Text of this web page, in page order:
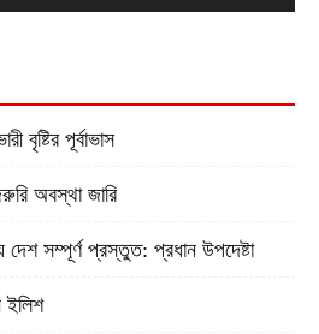
বৃষ্টির পূর্বাভাস
অবস্থা জারি
দেশ সম্পূর্ণ প্রস্তুত: প্রধান উপদেষ্টা
ইলিশ